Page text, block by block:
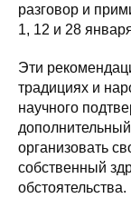
разговор и
1, 12 и 28
Эти
традициях и
научного
организовать
собственный
обстоятельства.